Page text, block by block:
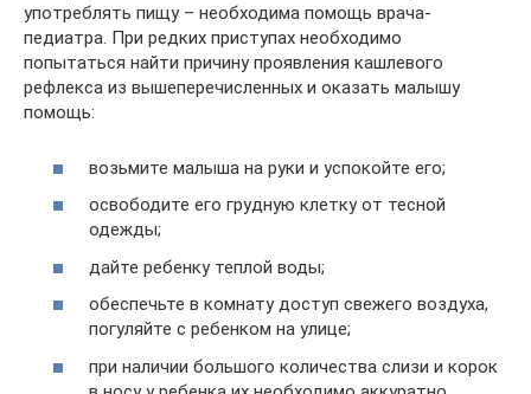
употреблять пищу – необходима помощь врача-
педиатра. При редких приступах необходимо
попытаться найти причину проявления кашлевого
рефлекса из вышеперечисленных и оказать малышу
помощь:
возьмите малыша на руки и успокойте его;
освободите его грудную клетку от тесной
одежды;
дайте ребенку теплой воды;
обеспечьте в комнату доступ свежего воздуха,
погуляйте с ребенком на улице;
при наличии большого количества слизи и корок